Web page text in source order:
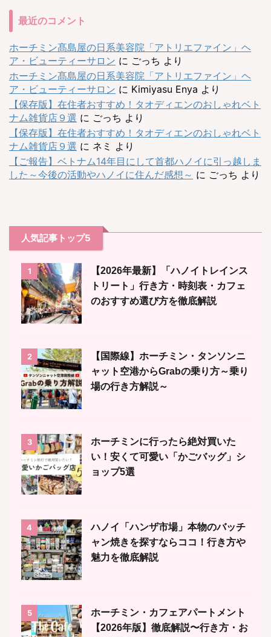
最近のコメント
ホーチミン髙島屋の日系美容院「アトリエファイン」ヘ
ア・ビューティーサロン に ごっち より
ホーチミン髙島屋の日系美容院「アトリエファイン」ヘ
ア・ビューティーサロン に Kimiyasu Enya より
【保存版】在住者おすすめ！タオディエンのおしゃれベト
ナム雑貨店９選 に ごっち より
【保存版】在住者おすすめ！タオディエンのおしゃれベト
ナム雑貨店９選 に ネミ より
【ご報告】ベトナム14年目にして首都ハノイに引っ越しま
した～今後の活動やハノイに住んだ感想～ に ごっち より
人気記事トップ5
1
【2026年最新】「ハノイトレインス
トリート」行き方・時刻表・カフェ
のおすすめ選び方を徹底解説
2
【国際線】ホーチミン・タンソンニ
ャット空港からGrabの乗り方～乗り
場の行き方解説～
3
ホーチミンに行ったら絶対買いた
い！安くて可愛い「かごバッグ」シ
ョップ5選
4
ハノイ「ハンザ市場」本物のバッチ
ャン焼きを探すならココ！行き方や
魅力を徹底解説
5
ホーチミン・カフェアパートメント
【2026年版】徹底解説〜行き方・お